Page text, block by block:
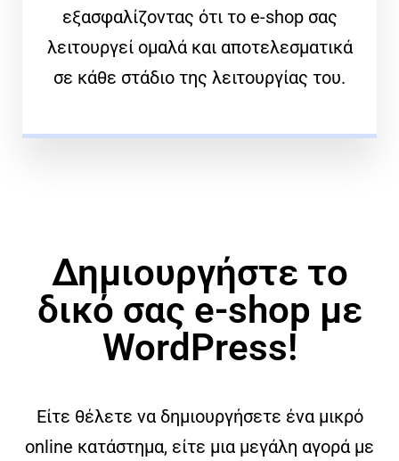
εξασφαλίζοντας ότι το e-shop σας
λειτουργεί ομαλά και αποτελεσματικά
σε κάθε στάδιο της λειτουργίας του.
Δημιουργήστε το
δικό σας e-shop με
WordPress!
Είτε θέλετε να δημιουργήσετε ένα μικρό
online κατάστημα, είτε μια μεγάλη αγορά με